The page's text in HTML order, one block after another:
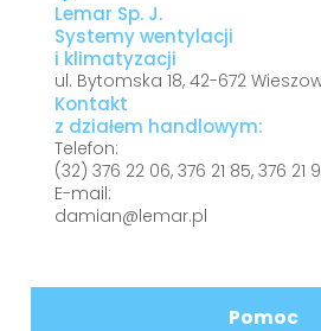
Lemar Sp. J.
Systemy wentylacji
i klimatyzacji
ul. Bytomska 18, 42-672
Kontakt
z działem handlowym:
Telefon:
(32) 376 22 06, 376 21 85, 376 21
E-mail:
damian@lemar.pl
Pomoc